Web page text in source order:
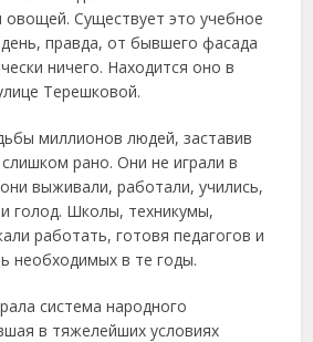
Существует это учебное
правда, от бывшего фасада
ничего. Находится оно в
Терешковой.
миллионов людей, заставив
рано. Они не играли в
выживали, работали, учились,
голод. Школы, техникумы,
работать, готовя педагогов и
необходимых в те годы.
система народного
в тяжелейших условиях